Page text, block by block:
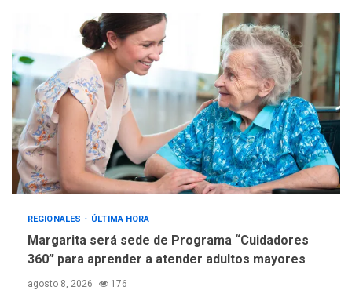
trabajan en diplomado para
creación y manejo de
estadísticas de turismo
REGIONALES ÚLTIMA HORA
Margarita será sede de Programa “Cuidadores
360” para aprender a atender adultos mayores
agosto 8, 2026 176